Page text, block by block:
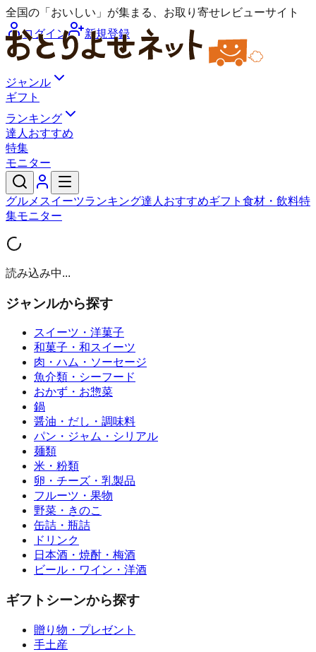
全国の「おいしい」が集まる、お取り寄せレビューサイト
ログイン
新規登録
ジャンル
ギフト
ランキング
達人おすすめ
特集
モニター
グルメ スイーツランキング達人おすすめギフト 食材・飲料特
集モニター
読み込み中...
ジャンルから探す
スイーツ・洋菓子
和菓子・和スイーツ
肉・ハム・ソーセージ
魚介類・シーフード
おかず・お惣菜
鍋
醤油・だし・調味料
パン・ジャム・シリアル
麺類
米・粉類
卵・チーズ・乳製品
フルーツ・果物
野菜・きのこ
缶詰・瓶詰
ドリンク
日本酒・焼酎・梅酒
ビール・ワイン・洋酒
ギフトシーンから探す
贈り物・プレゼント
手土産